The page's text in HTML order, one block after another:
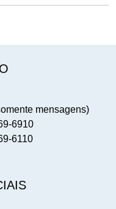
mensagens)
6910
6110